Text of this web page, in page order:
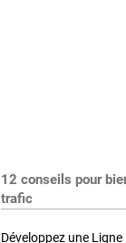
12 conseils pour
trafic
Développez une